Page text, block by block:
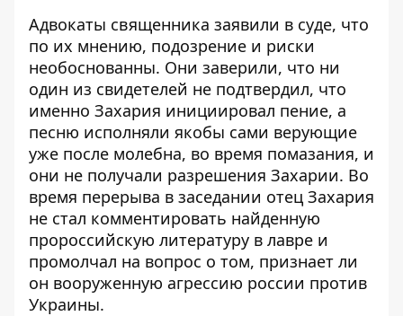
Адвокаты священника заявили в суде, что
по их мнению, подозрение и риски
необоснованны. Они заверили, что ни
один из свидетелей не подтвердил, что
именно Захария инициировал пение, а
песню исполняли якобы сами верующие
уже после молебна, во время помазания, и
они не получали разрешения Захарии. Во
время перерыва в заседании отец Захария
не стал комментировать найденную
пророссийскую литературу в лавре и
промолчал на вопрос о том, признает ли
он вооруженную агрессию россии против
Украины.